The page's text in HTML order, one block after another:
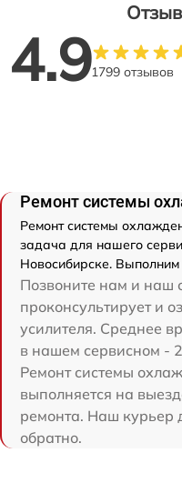
4.91799 отзывов
Ремонт системы
Ремонт системы
задача для нашего
Новосибирске. Выполним
Позвоните нам и наш
проконсультирует и
усилителя. Среднее
в нашем сервисном -
Ремонт системы
выполняется на
ремонта. Наш курьер
обратно.